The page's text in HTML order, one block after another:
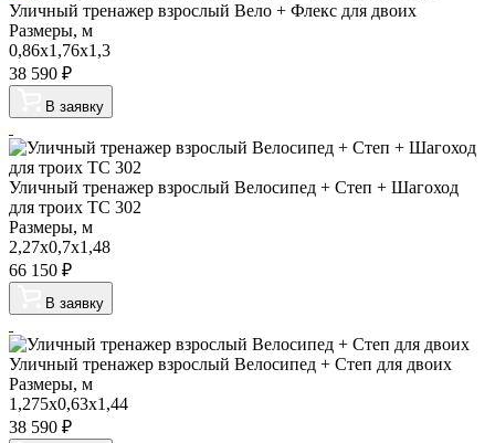
Уличный тренажер взрослый Вело + Флекс для двоих
Размеры, м
0,86х1,76х1,3
38 590 ₽
В заявку
Уличный тренажер взрослый Велосипед + Степ + Шагоход
для троих ТС 302
Размеры, м
2,27х0,7х1,48
66 150 ₽
В заявку
Уличный тренажер взрослый Велосипед + Степ для двоих
Размеры, м
1,275х0,63х1,44
38 590 ₽